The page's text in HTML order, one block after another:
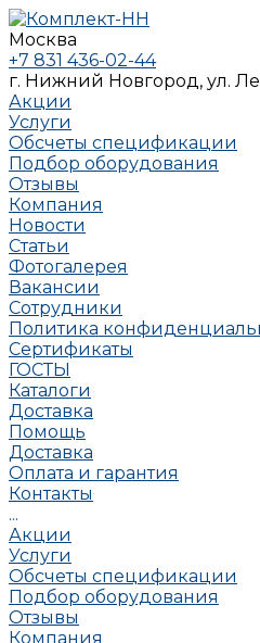
Москва
+7 831 436-02-44
г. Нижний Новгород, ул.
Акции
Услуги
Обсчеты спецификации
Подбор оборудования
Отзывы
Компания
Новости
Статьи
Фотогалерея
Вакансии
Сотрудники
Политика
Сертификаты
ГОСТЫ
Каталоги
Доставка
Помощь
Доставка
Оплата и гарантия
Контакты
...
Акции
Услуги
Обсчеты спецификации
Подбор оборудования
Отзывы
Компания